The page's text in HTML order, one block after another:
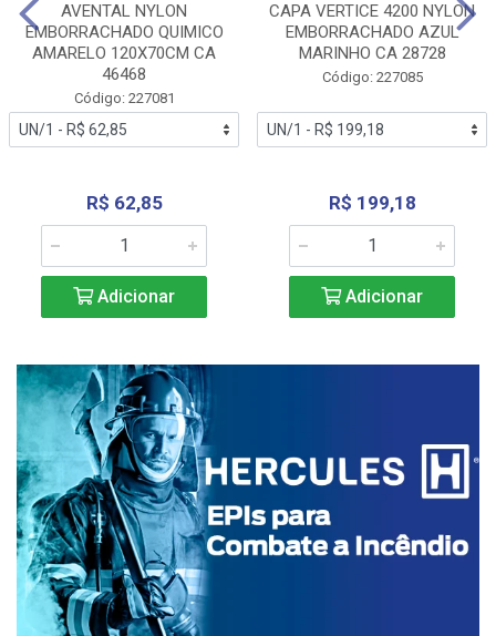
AVENTAL NYLON
EMBORRACHADO QUIMICO
AMARELO 120X70CM CA
46468
Código: 227081
R$ 62,85
Adicionar
CAPA VERTICE 4200 NYLON
EMBORRACHADO AZUL
MARINHO CA 28728
Código: 227085
R$ 199,18
Adicionar